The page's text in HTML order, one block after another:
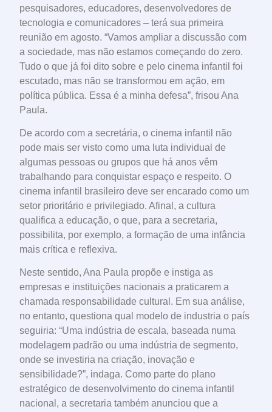
pesquisadores, educadores, desenvolvedores de
tecnologia e comunicadores – terá sua primeira
reunião em agosto. “Vamos ampliar a discussão com
a sociedade, mas não estamos começando do zero.
Tudo o que já foi dito sobre e pelo cinema infantil foi
escutado, mas não se transformou em ação, em
política pública. Essa é a minha defesa”, frisou Ana
Paula.
De acordo com a secretária, o cinema infantil não
pode mais ser visto como uma luta individual de
algumas pessoas ou grupos que há anos vêm
trabalhando para conquistar espaço e respeito. O
cinema infantil brasileiro deve ser encarado como um
setor prioritário e privilegiado. Afinal, a cultura
qualifica a educação, o que, para a secretaria,
possibilita, por exemplo, a formação de uma infância
mais crítica e reflexiva.
Neste sentido, Ana Paula propõe e instiga as
empresas e instituições nacionais a praticarem a
chamada responsabilidade cultural. Em sua análise,
no entanto, questiona qual modelo de industria o país
seguiria: “Uma indústria de escala, baseada numa
modelagem padrão ou uma indústria de segmento,
onde se investiria na criação, inovação e
sensibilidade?”, indaga. Como parte do plano
estratégico de desenvolvimento do cinema infantil
nacional, a secretaria também anunciou que a